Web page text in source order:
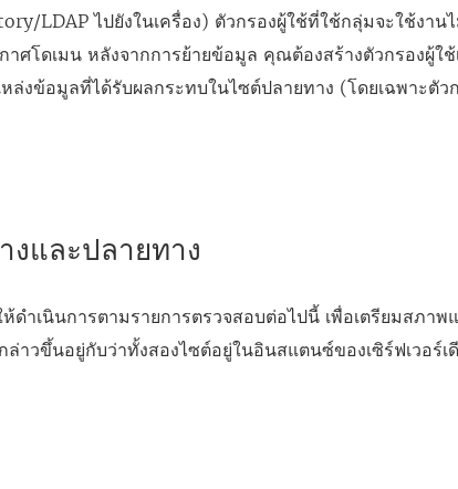
LDAP ไปยังในเครื่อง) ตัวกรองผู้ใช้ที่ใช้กลุ่มจะใช้งาน
าศโดเมน หลังจากการย้ายข้อมูล คุณต้องสร้างตัวกรองผู้ใ
หล่งข้อมูลที่ได้รับผลกระทบในไซต์ปลายทาง (โดยเฉพาะตั
งและปลายทาง
ำเนินการตามรายการตรวจสอบต่อไปนี้ เพื่อเตรียมสภาพ
ล่าวขึ้นอยู่กับว่าทั้งสองไซต์อยู่ในอินสแตนซ์ของเซิร์ฟเวอร์